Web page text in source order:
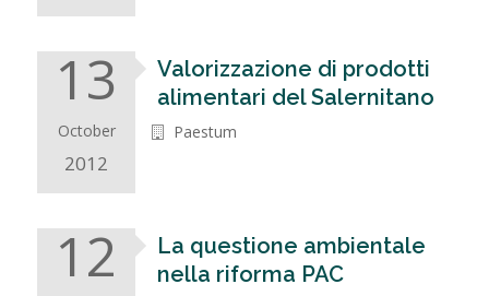
13
October
2012
Valorizzazione di prodotti
alimentari del Salernitano
Paestum
12
La questione ambientale
nella riforma PAC